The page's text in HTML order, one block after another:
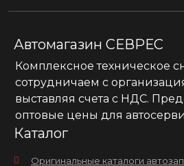
Автомагазин СЕВРЕС
Комплексное техническое
сотрудничаем с
выставляя счета с НДС.
оптовые цены для
Каталог
Оригинальные каталоги